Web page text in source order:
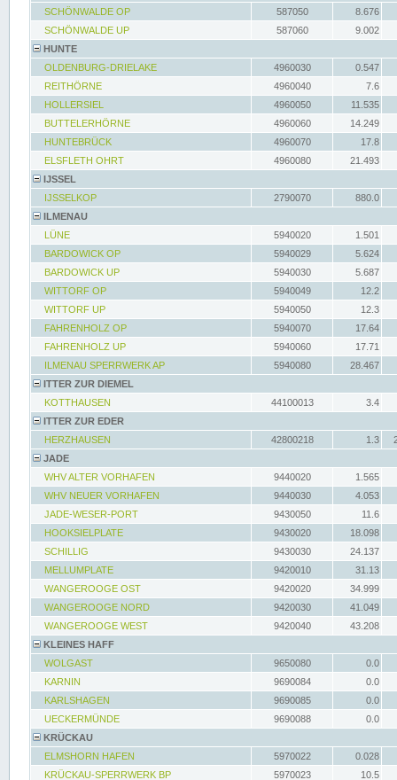
SCHÖNWALDE OP
587050
8.676
SCHÖNWALDE UP
587060
9.002
HUNTE
OLDENBURG-DRIELAKE
4960030
0.547
REITHÖRNE
4960040
7.6
HOLLERSIEL
4960050
11.535
BUTTELERHÖRNE
4960060
14.249
HUNTEBRÜCK
4960070
17.8
ELSFLETH OHRT
4960080
21.493
IJSSEL
IJSSELKOP
2790070
880.0
ILMENAU
LÜNE
5940020
1.501
BARDOWICK OP
5940029
5.624
BARDOWICK UP
5940030
5.687
WITTORF OP
5940049
12.2
WITTORF UP
5940050
12.3
FAHRENHOLZ OP
5940070
17.64
FAHRENHOLZ UP
5940060
17.71
ILMENAU SPERRWERK AP
5940080
28.467
ITTER ZUR DIEMEL
KOTTHAUSEN
44100013
3.4
ITTER ZUR EDER
HERZHAUSEN
42800218 1.3
JADE
WHV ALTER VORHAFEN
9440020
1.565
WHV NEUER VORHAFEN
9440030
4.053
JADE-WESER-PORT
9430050
11.6
HOOKSIELPLATE
9430020
18.098
SCHILLIG
9430030
24.137
MELLUMPLATE
9420010
31.13
WANGEROOGE OST
9420020
34.999
WANGEROOGE NORD
9420030
41.049
WANGEROOGE WEST
9420040
43.208
KLEINES HAFF
WOLGAST
9650080
0.0
KARNIN
9690084
0.0
KARLSHAGEN
9690085
0.0
UECKERMÜNDE
9690088
0.0
KRÜCKAU
ELMSHORN HAFEN
5970022
0.028
KRÜCKAU-SPERRWERK BP
5970023
10.5